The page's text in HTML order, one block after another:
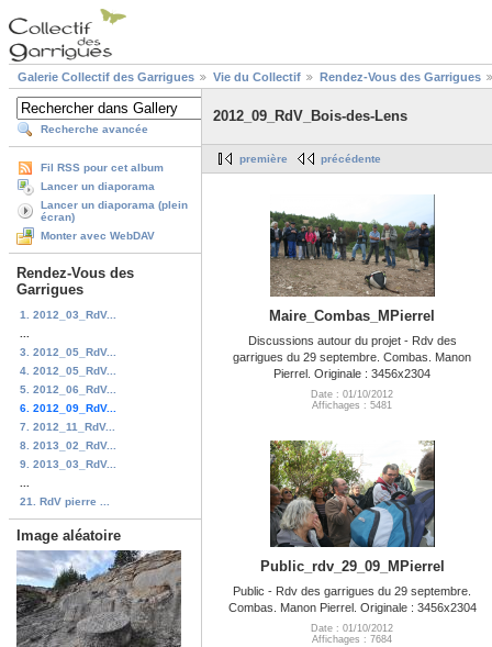
Galerie Collectif des Garrigues Vie du Collectif Rendez-Vous des Garrigues
Recherche avancée
Fil RSS pour cet album
Lancer un diaporama
Lancer un diaporama (plein
écran)
Monter avec WebDAV
Rendez-Vous des
Garrigues
1. 2012_03_RdV...
3. 2012_05_RdV...
4. 2012_05_RdV...
5. 2012_06_RdV...
6. 2012_09_RdV...
7. 2012_11_RdV...
8. 2013_02_RdV...
9. 2013_03_RdV...
21. RdV pierre ...
Image aléatoire
2012_09_RdV_Bois-des-Lens
première précédente
Maire_Combas_MPierrel
Discussions autour du projet - Rdv des
garrigues du 29 septembre. Combas. Manon
Pierrel. Originale : 3456x2304
Date : 01/10/2012
Affichages : 5481
Public_rdv_29_09_MPierrel
Public - Rdv des garrigues du 29 septembre.
Combas. Manon Pierrel. Originale : 3456x2304
Date : 01/10/2012
Affichages : 7684